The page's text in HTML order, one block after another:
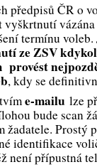
předpisů ČR o
vyškrtnutí
termínu voleb.
ze ZSV
provést
, kdy se
e-mailu lze
bude scan
žadatele. Prostý
identifikace
není přípustná